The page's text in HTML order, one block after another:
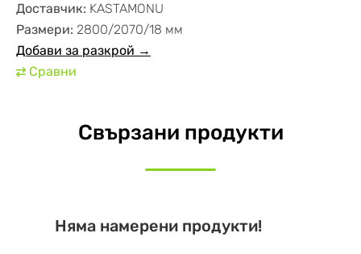
Доставчик: KASTAMONU
Размери: 2800/2070/18 мм
Добави за разкрой →
⇄ Сравни
Свързани продукти
Няма намерени продукти!